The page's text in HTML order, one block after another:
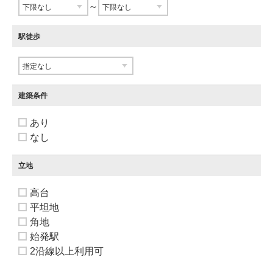
～
駅徒歩
建築条件
あり
なし
立地
高台
平坦地
角地
始発駅
2沿線以上利用可